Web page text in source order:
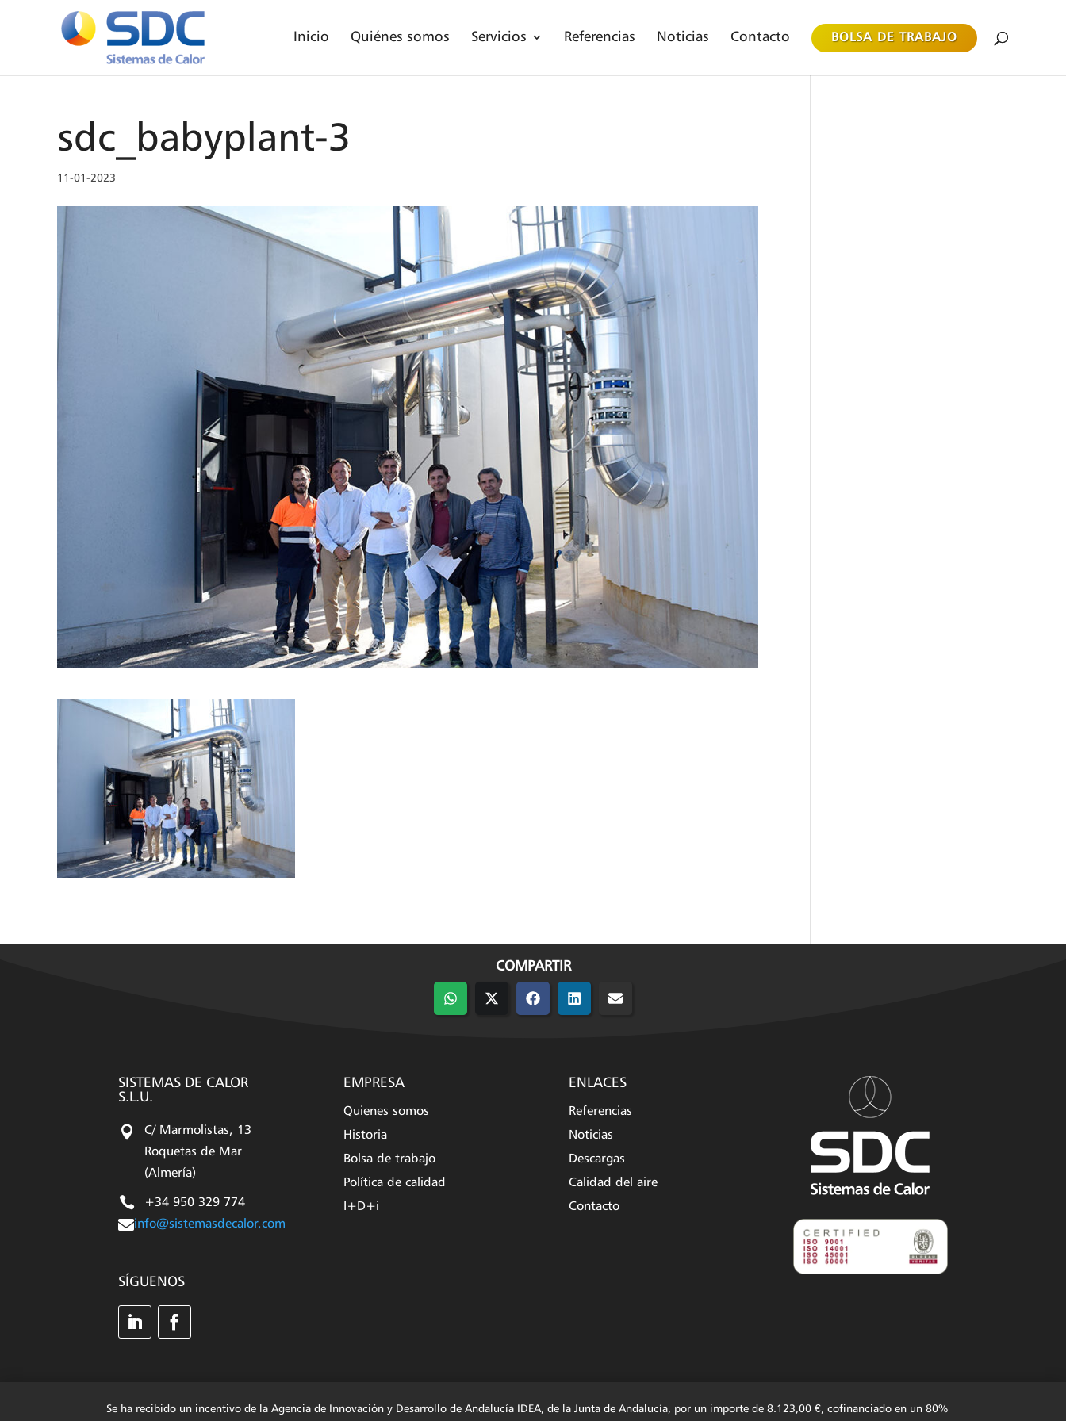
Inicio Quiénes somos Servicios Referencias Noticias Contacto BOLSA DE TRABAJO
sdc_babyplant-3
11-01-2023
COMPARTIR
Compartir
en
CompartirCompartir
en
Compartir
en
Compartir
SISTEMAS DE CALOR
S.L.U.

C/ Marmolistas, 13
Roquetas de Mar
(Almería)
 +34 950 329 774
info@sistemasdecalor.com
SÍGUENOS
EMPRESA
Quienes somos
Historia
Bolsa de trabajo
Política de calidad
I+D+i
ENLACES
Referencias
Noticias
Descargas
Calidad del aire
Contacto
Se ha recibido un incentivo de la Agencia de Innovación y Desarrollo de Andalucía IDEA, de la Junta de Andalucía, por un importe de 8.123,00 €, cofinanciado en un 80%